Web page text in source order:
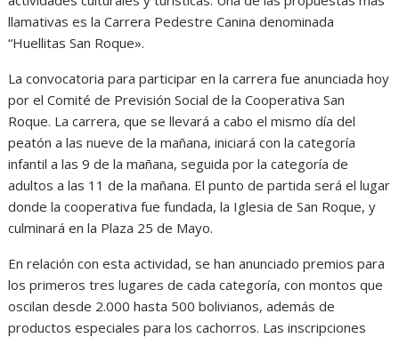
llamativas es la Carrera Pedestre Canina denominada
“Huellitas San Roque».
La convocatoria para participar en la carrera fue anunciada hoy
por el Comité de Previsión Social de la Cooperativa San
Roque. La carrera, que se llevará a cabo el mismo día del
peatón a las nueve de la mañana, iniciará con la categoría
infantil a las 9 de la mañana, seguida por la categoría de
adultos a las 11 de la mañana. El punto de partida será el lugar
donde la cooperativa fue fundada, la Iglesia de San Roque, y
culminará en la Plaza 25 de Mayo.
En relación con esta actividad, se han anunciado premios para
los primeros tres lugares de cada categoría, con montos que
oscilan desde 2.000 hasta 500 bolivianos, además de
productos especiales para los cachorros. Las inscripciones